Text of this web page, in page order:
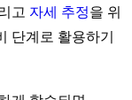
고 자세 추정을 위
단계로 활용하기